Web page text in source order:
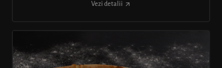
Vezi detalii